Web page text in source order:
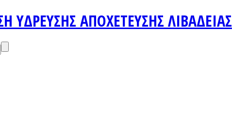
ΥΔΡΕΥΣΗΣ ΑΠΟΧΕΤΕΥΣΗΣ ΛΙΒΑΔΕΙΑΣ